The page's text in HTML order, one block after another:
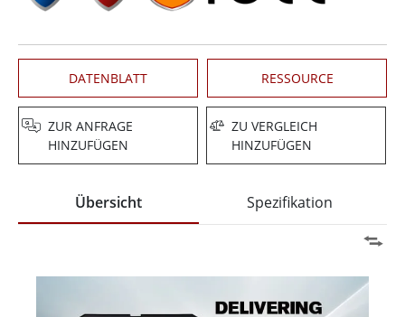
DATENBLATT RESSOURCE
ZUR ANFRAGE
HINZUFÜGEN
ZU VERGLEICH
HINZUFÜGEN
Übersicht Spezifikation